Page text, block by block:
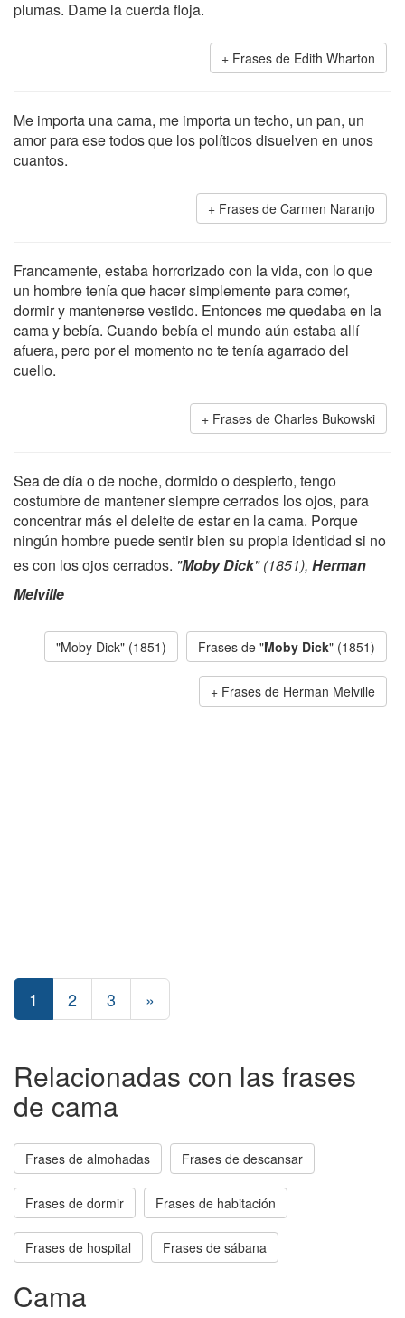
plumas. Dame la cuerda floja.
Frases de Edith Wharton
Me importa una cama, me importa un techo, un pan, un
amor para ese todos que los políticos disuelven en unos
cuantos.
Frases de Carmen Naranjo
Francamente, estaba horrorizado con la vida, con lo que
un hombre tenía que hacer simplemente para comer,
dormir y mantenerse vestido. Entonces me quedaba en la
cama y bebía. Cuando bebía el mundo aún estaba allí
afuera, pero por el momento no te tenía agarrado del
cuello.
Frases de Charles Bukowski
Sea de día o de noche, dormido o despierto, tengo
costumbre de mantener siempre cerrados los ojos, para
concentrar más el deleite de estar en la cama. Porque
ningún hombre puede sentir bien su propia identidad si no
es con los ojos cerrados. "Moby Dick" (1851), Herman
Melville
"Moby Dick" (1851) Frases de "Moby Dick" (1851)
Frases de Herman Melville
1 2 3 »
Relacionadas con las frases
de cama
Frases de almohadas Frases de descansar
Frases de dormir Frases de habitación
Frases de hospital Frases de sábana
Cama